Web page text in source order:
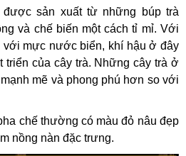
sản xuất từ những búp trà
và chế biến một cách tỉ mỉ. Với
với mực nước biển, khí hậu ở đây
triển của cây trà. Những cây trà ở
mẽ và phong phú hơn so với
chế thường có màu đỏ nâu đẹp
nồng nàn đặc trưng.